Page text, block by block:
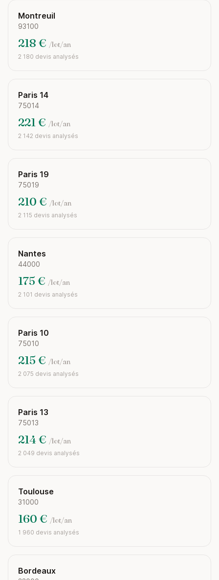
Montreuil
93100
218 € /lot/an
2 180 devis analysés
Paris 14
75014
221 € /lot/an
2 142 devis analysés
Paris 19
75019
210 € /lot/an
2 115 devis analysés
Nantes
44000
175 € /lot/an
2 101 devis analysés
Paris 10
75010
215 € /lot/an
2 075 devis analysés
Paris 13
75013
214 € /lot/an
2 049 devis analysés
Toulouse
31000
160 € /lot/an
1 960 devis analysés
Bordeaux